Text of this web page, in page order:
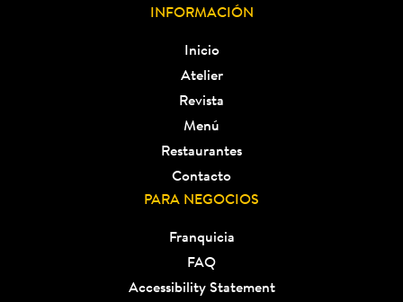
INFORMACIÓN
Inicio
Atelier
Revista
Menú
Restaurantes
Contacto
PARA NEGOCIOS
Franquicia
FAQ
Accessibility Statement